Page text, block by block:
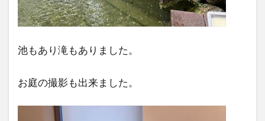
池もあり滝もありました。
お庭の撮影も出来ました。